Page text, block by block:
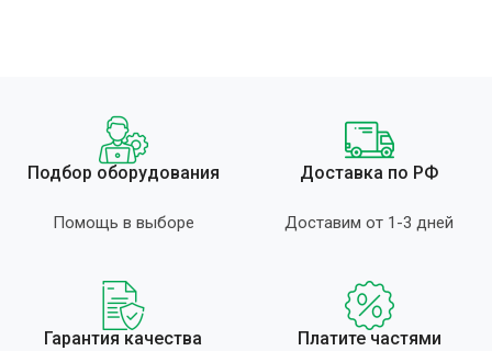
Подбор оборудования
Помощь в выборе
Доставка по РФ
Доставим от 1-3 дней
Гарантия качества Платите частями